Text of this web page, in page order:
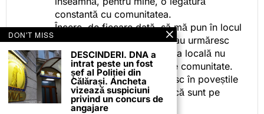
constantă cu comunitatea.
Încerc, de fiecare dată, să mă pun în locul
celor care citesc, privesc sau urmăresc
ceea ce fac. Pentru că presa locală nu
este despre mine, ci despre comunitate.
Iar dacă oamenii se regăsesc în poveștile
pe care le spun, înseamnă că sunt pe
drumul bun.
DON'T MISS
DESCINDERI. DNA a
intrat peste un fost
șef al Poliției din
Călărași. Ancheta
vizează suspiciuni
privind un concurs de
angajare